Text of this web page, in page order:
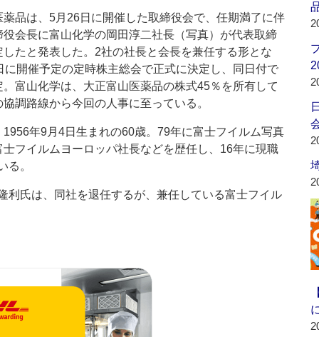
品は、5月26日に開催した取締役会で、任期満了に伴
役会長に富山化学の岡田淳二社長（写真）が代表取締
したと発表した。2社の社長と会長を兼任する形とな
に開催予定の定時株主総会で正式に決定し、同日付で
富山化学は、大正富山医薬品の株式45％を所有して
調路線から今回の人事に至っている。
年9月4日生まれの60歳。79年に富士フイルム写真
士フイルムヨーロッパ社長などを歴任し、16年に現職
る。
氏は、同社を退任するが、兼任している富士フイル